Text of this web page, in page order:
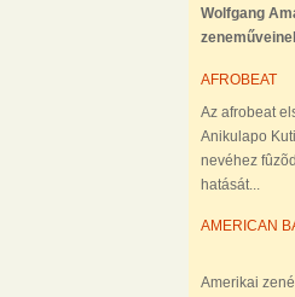
Wolfgang
AFROBEAT
Az afrobeat
Anikulapo
nevéhez
hatását...
AMERICAN
Amerikai